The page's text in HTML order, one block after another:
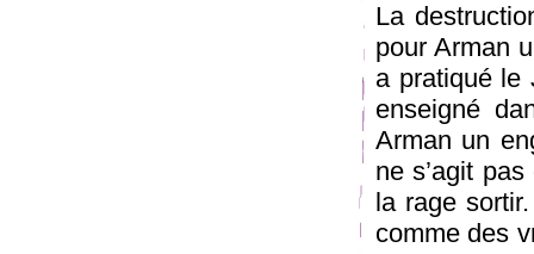
La
pour Arman
a pratiqué le
enseigné
Arman un
ne s’agit
la rage
comme des